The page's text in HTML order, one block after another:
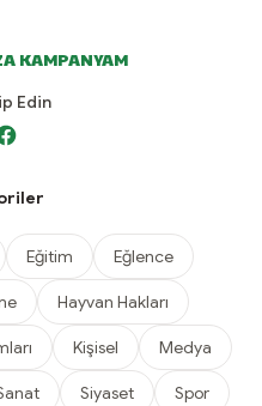
KAMPANYAM
Edin
Eğitim Eğlence
Hayvan Hakları
Kişisel Medya
Siyaset Spor